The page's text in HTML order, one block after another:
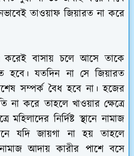
তাওয়াফ জিয়ারত না করে
করেই বাসায় চলে আসে তাকে
হবে। যতদিন না সে জিয়ারত
সম্পর্ক বৈধ হবে না। হজের
না করে তাহলে খাওয়ার ক্ষেত্রে
নির্দিষ্ট স্থানে নামাজ
যদি জায়গা না হয় তাহলে
আদায় কারীর পাশে বসে